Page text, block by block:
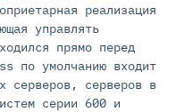
реализация
управлять
прямо перед
по умолчанию входит
серверов, серверов в
серии 600 и